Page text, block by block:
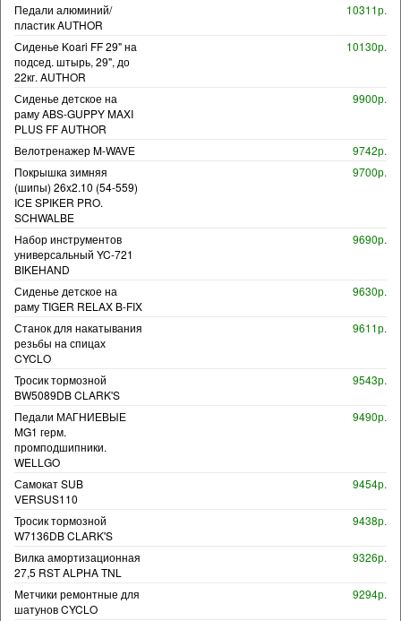
Педали алюминий/
пластик AUTHOR
10311р.
Сиденье Koari FF 29" на
подсед. штырь, 29", до
22кг. AUTHOR
10130р.
Сиденье детское на
раму ABS-GUPPY MAXI
PLUS FF AUTHOR
9900р.
Велотренажер M-WAVE
9742р.
Покрышка зимняя
(шипы) 26x2.10 (54-559)
ICE SPIKER PRO.
SCHWALBE
9700р.
Набор инструментов
универсальный YC-721
BIKEHAND
9690р.
Сиденье детское на
раму TIGER RELAX B-FIX
9630р.
Станок для накатывания
резьбы на спицах
CYCLO
9611р.
Тросик тормозной
BW5089DB CLARK'S
9543р.
Педали МАГНИЕВЫЕ
MG1 герм.
промподшипники.
WELLGO
9490р.
Самокат SUB
VERSUS110
9454р.
Тросик тормозной
W7136DB CLARK'S
9438р.
Вилка амортизационная
27,5 RST ALPHA TNL
9326р.
Метчики ремонтные для
шатунов CYCLO
9294р.